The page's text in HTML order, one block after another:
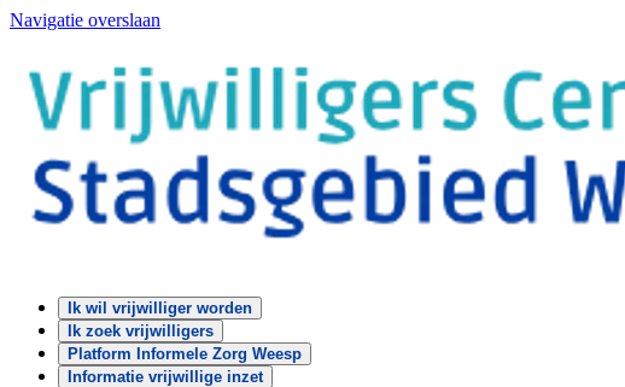
Navigatie overslaan
Ik wil vrijwilliger worden
Ik zoek vrijwilligers
Platform Informele Zorg Weesp
Informatie vrijwillige inzet